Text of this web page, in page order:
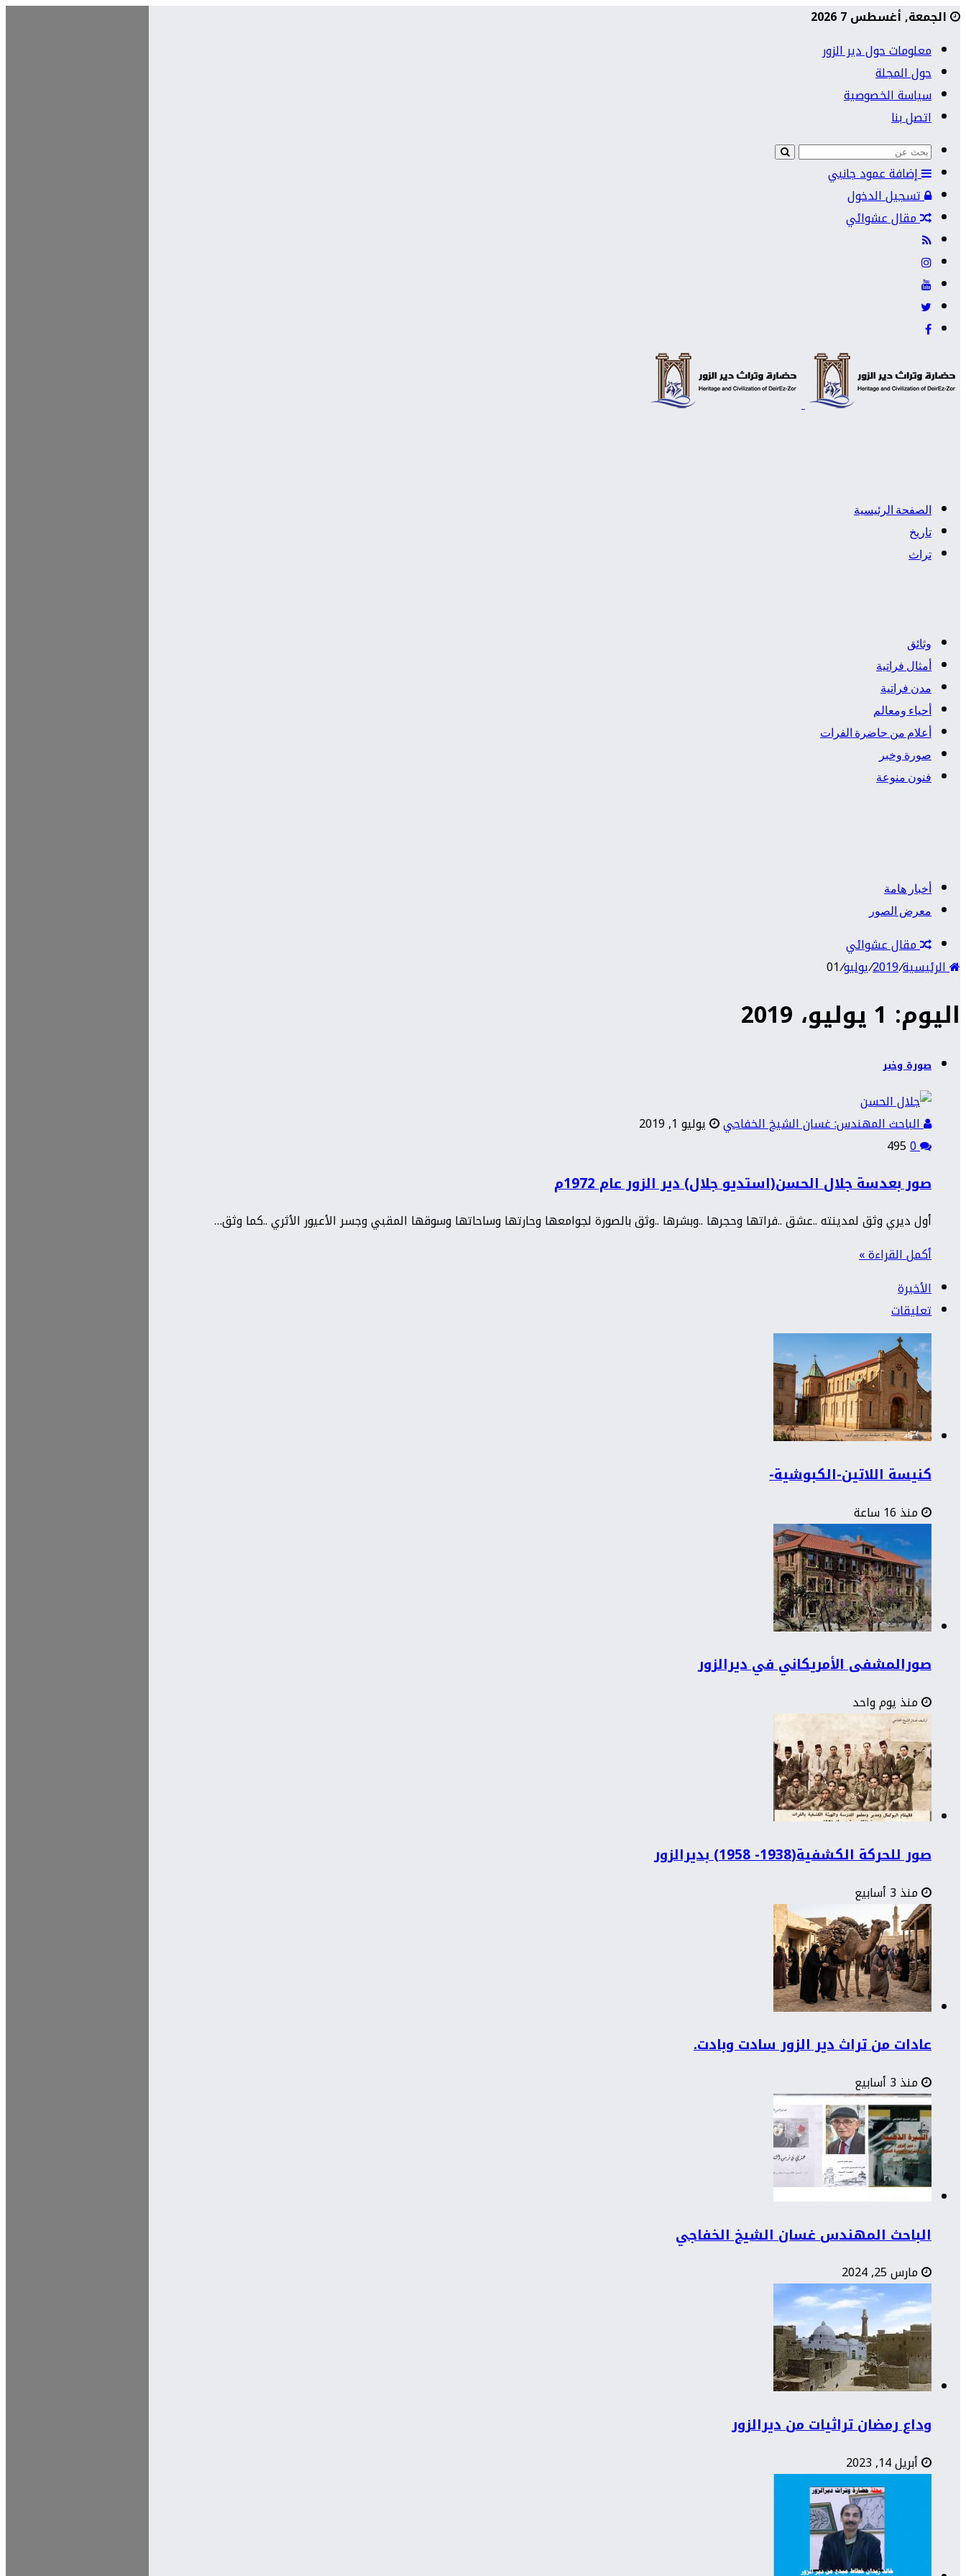
الجمعة, أغسطس 7 2026
معلومات حول دير الزور
حول المجلة
سياسة الخصوصية
اتصل بنا
إضافة عمود جانبي
تسجيل الدخول
مقال عشوائي
الصفحة الرئيسية
تاريخ
تراث
وثائق
أمثال فراتية
مدن فراتية
أحياء ومعالم
أعلام من حاضرة الفرات
صورة وخبر
فنون منوعة
أخبار هامة
معرض الصور
مقال عشوائي
الرئيسية/
2019
/يوليو/
01
اليوم: 1 يوليو، 2019
صورة وخبر
الباحث المهندس: غسان الشيخ الخفاجي
يوليو 1, 2019
0
صور بعدسة جلال الحسن(استديو جلال) دير الزور عام 1972م
أول ديري وثق لمدينته ..عشق ..فراتها وحجرها ..وبشرها ..وثق بالصورة لجوامعها وحارتها وساحاتها وسوقها المقبي وجسر الأعيور الأثري ..كما وثق…
أكمل القراءة »
الأخيرة
تعليقات
كنيسة اللاتين-الكبوشية-
منذ 16 ساعة
صورالمشفى الأمريكاني في ديرالزور
منذ يوم واحد
صور للحركة الكشفية(1938- 1958) بديرالزور
منذ 3 أسابيع
عادات من تراث دير الزور سادت وبادت.
منذ 3 أسابيع
الباحث المهندس غسان الشيخ الخفاجي
مارس 25, 2024
وداع رمضان تراثيات من ديرالزور
أبريل 14, 2023